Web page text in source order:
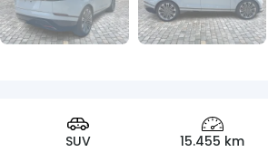
SUV 15.455 km